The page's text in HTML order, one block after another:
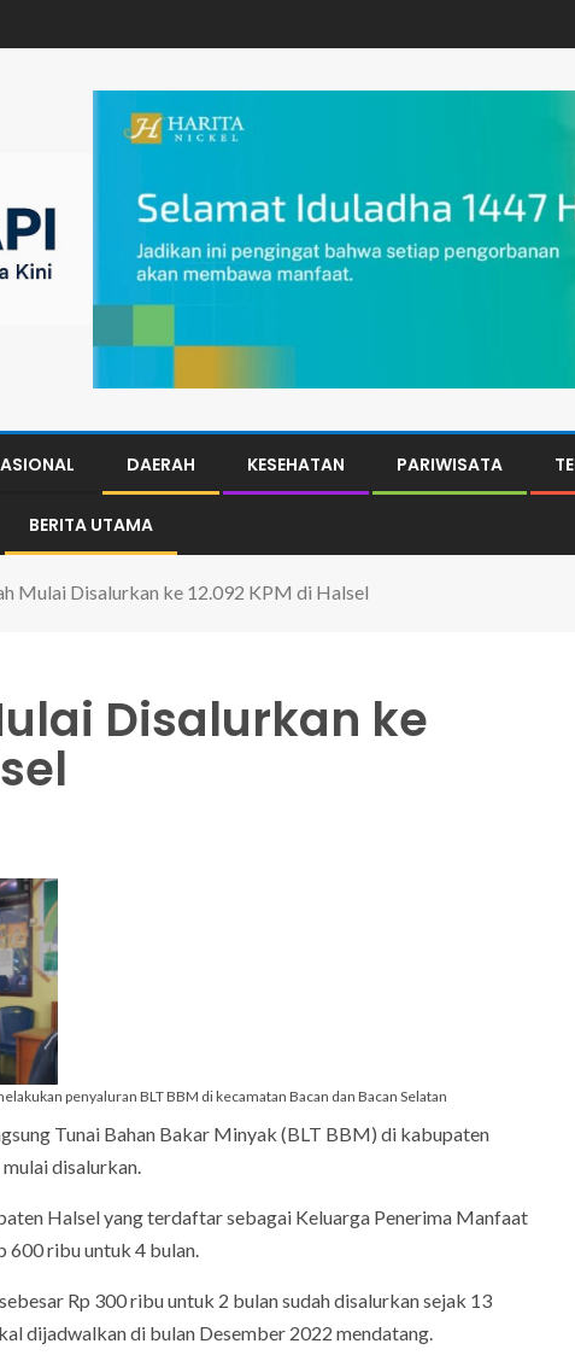
DAERAH KESEHATAN PARIWISATA
BERITA UTAMA
Mulai Disalurkan ke 12.092 KPM di Halsel
Disalurkan ke
penyaluran BLT BBM di kecamatan Bacan dan Bacan Selatan
Tunai Bahan Bakar Minyak (BLT BBM) di kabupaten
disalurkan.
Halsel yang terdaftar sebagai Keluarga Penerima Manfaat
600 ribu untuk 4 bulan.
Rp 300 ribu untuk 2 bulan sudah disalurkan sejak 13
dijadwalkan di bulan Desember 2022 mendatang.